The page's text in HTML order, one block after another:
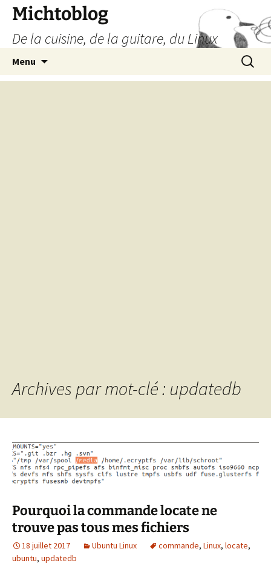
Aller
contenu
Michtoblog
De la cuisine, de la guitare, du Linux
Menu
Archives par mot-clé : updatedb
Pourquoi la commande locate ne
trouve pas tous mes fichiers
18 juillet 2017 Ubuntu Linux commande, Linux, locate,
ubuntu, updatedb